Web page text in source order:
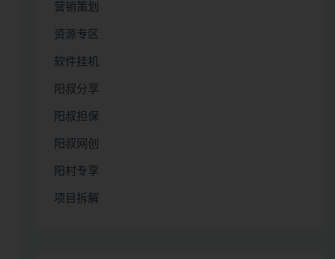
营销策划
资源专区
软件挂机
阳叔分享
阳叔担保
阳叔网创
阳村专享
项目拆解